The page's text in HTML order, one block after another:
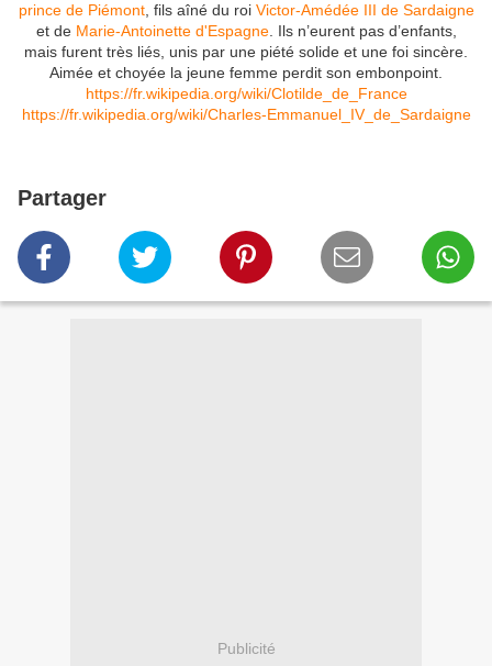
prince de Piémont, fils aîné du roi Victor-Amédée III de Sardaigne
et de Marie-Antoinette d'Espagne. Ils n’eurent pas d’enfants,
mais furent très liés, unis par une piété solide et une foi sincère.
Aimée et choyée la jeune femme perdit son embonpoint.
https://fr.wikipedia.org/wiki/Clotilde_de_France
https://fr.wikipedia.org/wiki/Charles-Emmanuel_IV_de_Sardaigne
Partager
Publicité